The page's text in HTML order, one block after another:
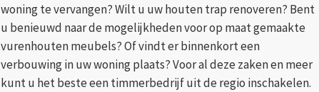
woning te vervangen? Wilt u uw houten trap renoveren? Bent
u benieuwd naar de mogelijkheden voor op maat gemaakte
vurenhouten meubels? Of vindt er binnenkort een
verbouwing in uw woning plaats? Voor al deze zaken en meer
kunt u het beste een timmerbedrijf uit de regio inschakelen.